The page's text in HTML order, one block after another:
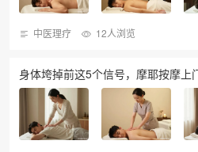
中医理疗 12人浏览
身体垮掉前这5个信号，摩耶按摩上